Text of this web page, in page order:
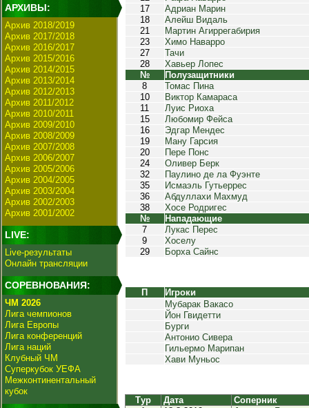
АРХИВЫ:
Архив 2018/2019
Архив 2017/2018
Архив 2016/2017
Архив 2015/2016
Архив 2014/2015
Архив 2013/2014
Архив 2012/2013
Архив 2011/2012
Архив 2010/2011
Архив 2009/2010
Архив 2008/2009
Архив 2007/2008
Архив 2006/2007
Архив 2005/2006
Архив 2004/2005
Архив 2003/2004
Архив 2002/2003
Архив 2001/2002
LIVE:
Live-результаты
Онлайн трансляции
СОРЕВНОВАНИЯ:
ЧМ 2026
Лига чемпионов
Лига Европы
Лига конференций
Лига наций
Клубный ЧМ
Суперкубок УЕФА
Межконтинентальный
кубок
17
Адриан Марин
18
Алейш Видаль
21
Мартин Агиррегабирия
23
Химо Наварро
27
Тачи
28
Хавьер Лопес
№
Полузащитники
8
Томас Пина
10
Виктор Камараса
11
Луис Риоха
15
Любомир Фейса
16
Эдгар Мендес
19
Ману Гарсия
20
Пере Понс
24
Оливер Берк
32
Паулино де ла Фуэнте
35
Исмаэль Гутьеррес
36
Абдуллахи Махмуд
38
Хосе Родригес
№
Нападающие
7
Лукас Перес
9
Хоселу
29
Борха Сайнс
П
Игроки
Мубарак Вакасо
Йон Гвидетти
Бурги
Антонио Сивера
Гильермо Марипан
Хави Муньос
Тур Дата
Соперник